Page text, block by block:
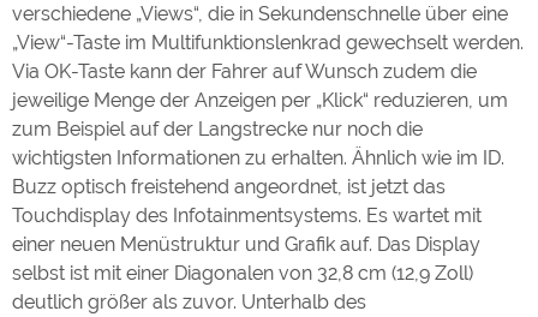
verschiedene „Views“, die in Sekundenschnelle über eine
„View“-Taste im Multifunktionslenkrad gewechselt werden.
Via OK-Taste kann der Fahrer auf Wunsch zudem die
jeweilige Menge der Anzeigen per „Klick“ reduzieren, um
zum Beispiel auf der Langstrecke nur noch die
wichtigsten Informationen zu erhalten. Ähnlich wie im ID.
Buzz optisch freistehend angeordnet, ist jetzt das
Touchdisplay des Infotainmentsystems. Es wartet mit
einer neuen Menüstruktur und Grafik auf. Das Display
selbst ist mit einer Diagonalen von 32,8 cm (12,9 Zoll)
deutlich größer als zuvor. Unterhalb des